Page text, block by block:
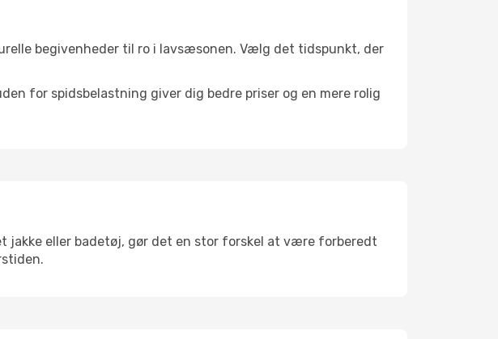
begivenheder til ro i lavsæsonen. Vælg det tidspunkt, der
for spidsbelastning giver dig bedre priser og en mere rolig
jakke eller badetøj, gør det en stor forskel at være forberedt